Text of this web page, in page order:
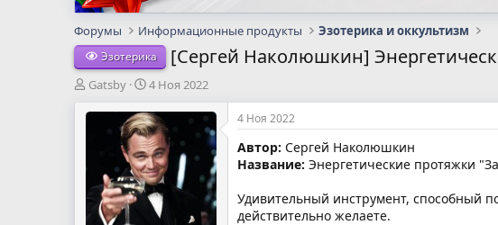
Форумы Информационные продукты Эзотерика и оккультизм
Эзотерика [Сергей Наколюшкин]
А
т
м
ы
Gatsby
Д
т
а
н
а
ч
а
л
4 Ноя 2022
4 Ноя 2022
Автор: Сергей Наколюшкин
Название: Энергетические протяжки
Удивительный инструмент, способный
действительно желаете.